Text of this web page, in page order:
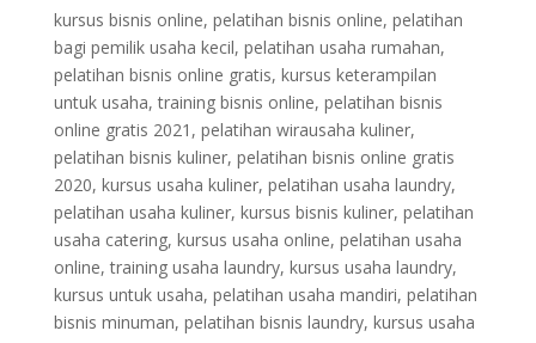
kursus bisnis online, pelatihan bisnis online, pelatihan
bagi pemilik usaha kecil, pelatihan usaha rumahan,
pelatihan bisnis online gratis, kursus keterampilan
untuk usaha, training bisnis online, pelatihan bisnis
online gratis 2021, pelatihan wirausaha kuliner,
pelatihan bisnis kuliner, pelatihan bisnis online gratis
2020, kursus usaha kuliner, pelatihan usaha laundry,
pelatihan usaha kuliner, kursus bisnis kuliner, pelatihan
usaha catering, kursus usaha online, pelatihan usaha
online, training usaha laundry, kursus usaha laundry,
kursus untuk usaha, pelatihan usaha mandiri, pelatihan
bisnis minuman, pelatihan bisnis laundry, kursus usaha